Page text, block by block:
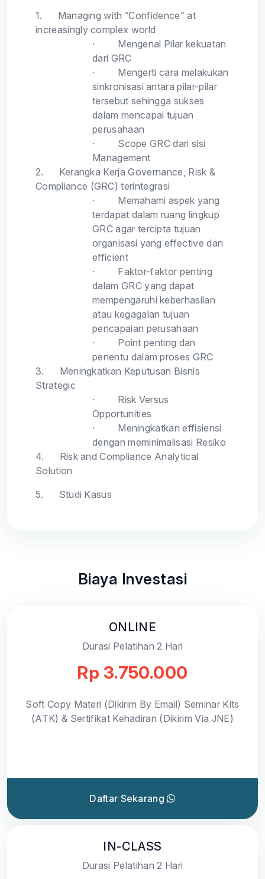
1.
Managing with ”Confidence” at
increasingly complex world
·
Mengenal Pilar kekuatan
dari GRC
·
Mengerti cara melakukan
sinkronisasi antara pilar-pilar
tersebut sehingga sukses
dalam mencapai tujuan
perusahaan
·
Scope GRC dari sisi
Management
2.
Kerangka Kerja Governance, Risk &
Compliance (GRC) terintegrasi
·
Memahami aspek yang
terdapat dalam ruang lingkup
GRC agar tercipta tujuan
organisasi yang effective dan
efficient
·
Faktor-faktor penting
dalam GRC yang dapat
mempengaruhi keberhasilan
atau kegagalan tujuan
pencapaian perusahaan
·
Point penting dan
penentu dalam proses GRC
3.
Meningkatkan Keputusan Bisnis
Strategic
·
Risk Versus
Opportunities
·
Meningkatkan effisiensi
dengan meminimalisasi Resiko
4.
Risk and Compliance Analytical
Solution
5.
Studi Kasus
Biaya Investasi
ONLINE
Durasi Pelatihan 2 Hari
Rp 3.750.000
Soft Copy Materi (Dikirim By Email) Seminar Kits
(ATK) & Sertifikat Kehadiran (Dikirim Via JNE)
Daftar Sekarang
IN-CLASS
Durasi Pelatihan 2 Hari